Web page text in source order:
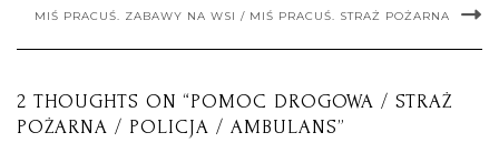
MIŚ PRACUŚ. ZABAWY NA WSI / MIŚ PRACUŚ. STRAŻ POŻARNA
2 THOUGHTS ON “POMOC DROGOWA / STRAŻ
POŻARNA / POLICJA / AMBULANS”